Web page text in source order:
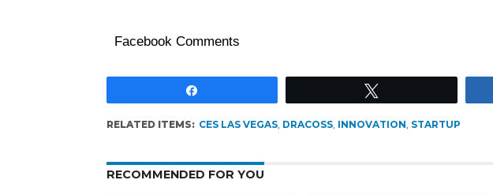
Facebook Comments
RELATED ITEMS: CES LAS VEGAS, DRACOSS, INNOVATION, STARTUP
RECOMMENDED FOR YOU